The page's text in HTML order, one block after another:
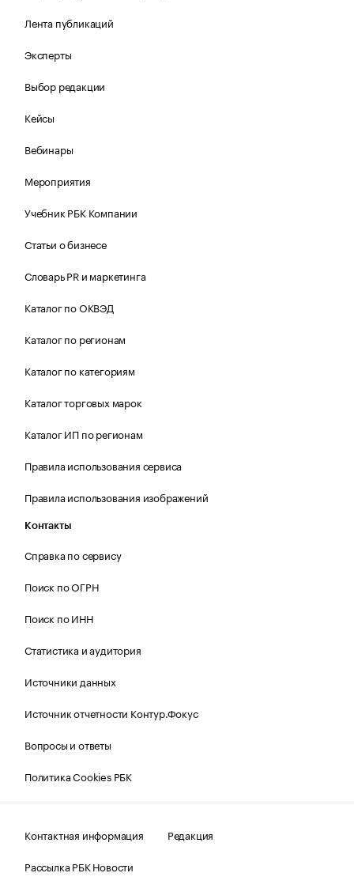
Лента публикаций
Эксперты
Выбор редакции
Кейсы
Вебинары
Мероприятия
Учебник РБК Компании
Статьи о бизнесе
Словарь PR и маркетинга
Каталог по ОКВЭД
Каталог по регионам
Каталог по категориям
Каталог торговых марок
Каталог ИП по регионам
Правила использования сервиса
Правила использования изображений
Контакты
Справка по сервису
Поиск по ОГРН
Поиск по ИНН
Статистика и аудитория
Источники данных
Источник отчетности Контур.Фокус
Вопросы и ответы
Политика Cookies РБК
Контактная информация
Редакция
Рассылка РБК Новости